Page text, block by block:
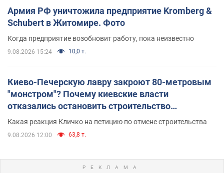
Армия РФ уничтожила предприятие Kromberg &
Schubert в Житомире. Фото
Когда предприятие возобновит работу, пока неизвестно
9.08.2026 15:24 10,0 т.
Киево-Печерскую лавру закроют 80-метровым
"монстром"? Почему киевские власти
отказались остановить строительство
небоскреба "московского верующего"
Какая реакция Кличко на петицию по отмене строительства
9.08.2026 12:00 63,8 т.